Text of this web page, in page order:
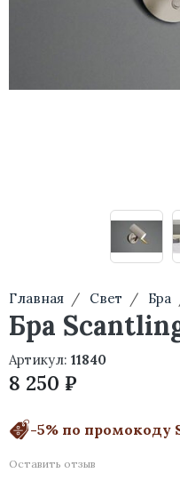
Главная Свет Бра
Бра
Артикул: 11840
8 250 ₽
-5% по промокоду
Оставить отзыв